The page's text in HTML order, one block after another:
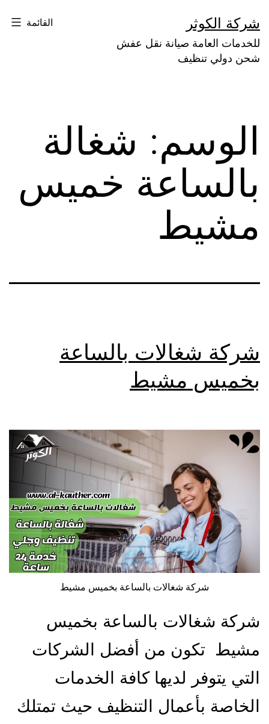
إلى
المحتوى
شركة الكوثر
للخدمات العامة صيانة نقل عفش
شحن دولي تنظيف
القائمة
الوسم: شغالة
بالساعة خميس
مشيط
شركة شغالات بالساعة
بخميس مشيط
شركة شغالات بالساعة بخميس مشيط
شركة شغالات بالساعة بخميس
مشيط تكون من أفضل الشركات
التي يتوفر لديها كافة الخدمات
الخاصة بأعمال التنظيف حيث تمتلك